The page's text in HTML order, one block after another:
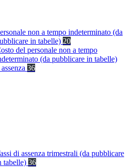
non a tempo indeterminato (da
in tabelle) 20
del personale non a tempo
(da pubblicare in tabelle)
36
di assenza trimestrali (da pubblicare
tabelle) 36